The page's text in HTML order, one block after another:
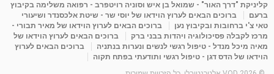
קליניקת "דרך האור" - שמואל בן איש וסוניה רויטפרב - רפואה משלימה בקיבוץ
ברעם
ברוכים הבאים לערוץ הוידאו של יוסי שר - שיטת אלכסנדר ושיעורי
טאי צ'י ברחובות ובקיבוץ נען
ברוכים הבאים לערוץ הוידאו של מאיר תבורי -
מרכז לקבלה פסיכולוגיה ויהדות בבני ברק
ברוכים הבאים לערוץ הוידאו של
מאיה מיכל מנדל - טיפול רגשי לנשים ונערות בנתניה
ברוכים הבאים לערוץ
הוידאו של הדס דגן - טיפול רגשי ותודעתי בפתח תקוה